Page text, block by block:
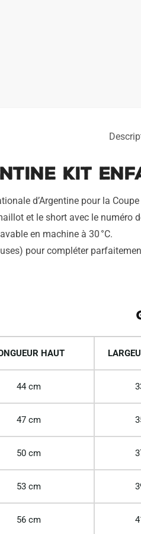
Kit
d’Argentine pour la
et le short avec le numéro
en machine à 30 °C.
pour compléter
HAUT
44 cm
47 cm
50 cm
53 cm
56 cm